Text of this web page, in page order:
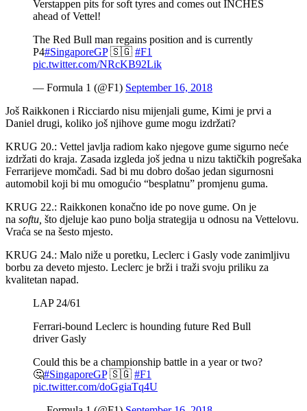
Verstappen pits for soft tyres and comes out INCHES
ahead of Vettel!
The Red Bull man regains position and is currently
P4#SingaporeGP🇸🇬 #F1
pic.twitter.com/NRcKB92Lik
— Formula 1 (@F1) September 16, 2018
Još Raikkonen i Ricciardo nisu mijenjali gume, Kimi je prvi a
Daniel drugi, koliko još njihove gume mogu izdržati?
KRUG 20.: Vettel javlja radiom kako njegove gume sigurno neće
izdržati do kraja. Zasada izgleda još jedna u nizu taktičkih pogrešaka
Ferrarijeve momčadi. Sad bi mu dobro došao jedan sigurnosni
automobil koji bi mu omogućio “besplatnu” promjenu guma.
KRUG 22.: Raikkonen konačno ide po nove gume. On je
na softu, što djeluje kao puno bolja strategija u odnosu na Vettelovu.
Vraća se na šesto mjesto.
KRUG 24.: Malo niže u poretku, Leclerc i Gasly vode zanimljivu
borbu za deveto mjesto. Leclerc je brži i traži svoju priliku za
kvalitetan napad.
LAP 24/61
Ferrari-bound Leclerc is hounding future Red Bull
driver Gasly
Could this be a championship battle in a year or two?
🤔#SingaporeGP🇸🇬 #F1
pic.twitter.com/doGgiaTq4U